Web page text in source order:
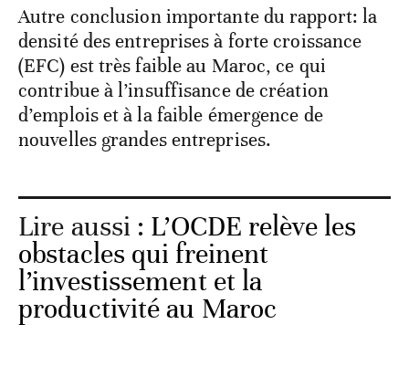
Autre conclusion importante du rapport: la
densité des entreprises à forte croissance
(EFC) est très faible au Maroc, ce qui
contribue à l’insuffisance de création
d’emplois et à la faible émergence de
nouvelles grandes entreprises.
Lire aussi : L’OCDE relève les
obstacles qui freinent
l’investissement et la
productivité au Maroc